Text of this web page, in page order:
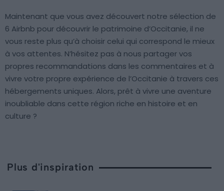
Maintenant que vous avez découvert notre sélection de
6 Airbnb pour découvrir le patrimoine d’Occitanie, il ne
vous reste plus qu’à choisir celui qui correspond le mieux
à vos attentes. N’hésitez pas à nous partager vos
propres recommandations dans les commentaires et à
vivre votre propre expérience de l’Occitanie à travers ces
hébergements uniques. Alors, prêt à vivre une aventure
inoubliable dans cette région riche en histoire et en
culture ?
Plus d'inspiration